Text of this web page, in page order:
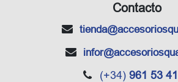
Contacto
tienda
infor
(+34) 961 53